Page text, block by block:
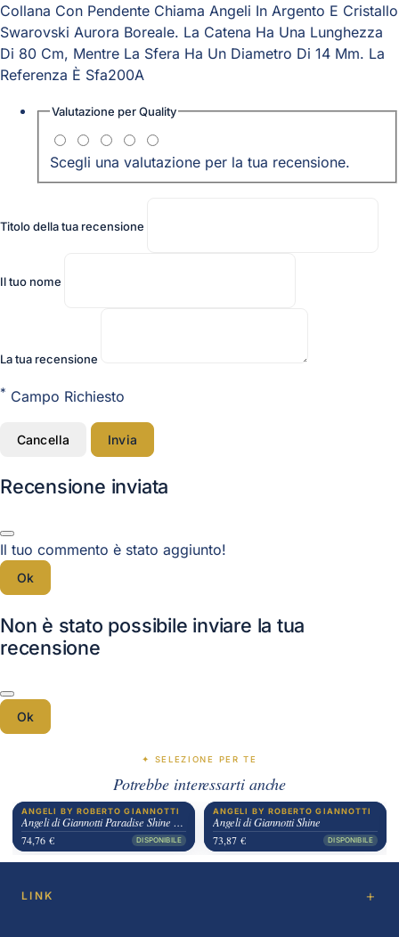
Collana Con Pendente Chiama Angeli In Argento E Cristallo
Swarovski Aurora Boreale. La Catena Ha Una Lunghezza
Di 80 Cm, Mentre La Sfera Ha Un Diametro Di 14 Mm. La
Referenza È Sfa200A
Valutazione perQuality
Scegli una valutazione per la tua recensione.
Titolo della tua recensione
Il tuo nome
La tua recensione
* Campo Richiesto
Cancella Invia
Recensione inviata
Il tuo commento è stato aggiunto!
Ok
Non è stato possibile inviare la tua
recensione
Ok
✦ SELEZIONE PER TE
Potrebbe interessarti anche
ANGELI BY ROBERTO GIANNOTTI
Angeli di Giannotti Paradise Shine bianco
74,76 €
DISPONIBILE
ANGELI BY ROBERTO GIANNOTTI
Angeli di Giannotti Shine
73,87 €
DISPONIBILE
LINK